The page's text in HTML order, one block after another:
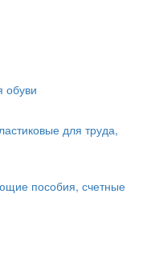
обуви
для труда,
пособия, счетные